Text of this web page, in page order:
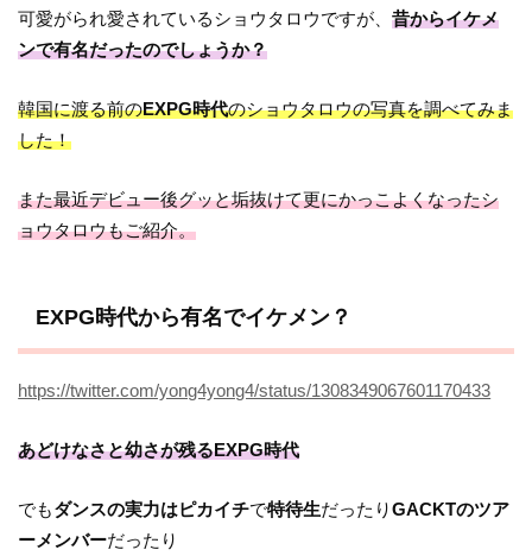
可愛がられ愛されているショウタロウですが、昔からイケメ
ンで有名だったのでしょうか？
韓国に渡る前のEXPG時代のショウタロウの写真を調べてみま
した！
また最近デビュー後グッと垢抜けて更にかっこよくなったシ
ョウタロウもご紹介。
EXPG時代から有名でイケメン？
https://twitter.com/yong4yong4/status/1308349067601170433
あどけなさと幼さが残るEXPG時代
でもダンスの実力はピカイチで特待生だったりGACKTのツア
ーメンバーだったり